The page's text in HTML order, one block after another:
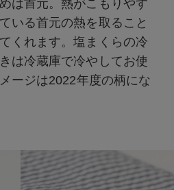
は首元。熱がこもりやす
いる首元の熱を取ること
くれます。塩まくらの冷
は冷蔵庫で冷やしてお使
ージは2022年度の柄にな